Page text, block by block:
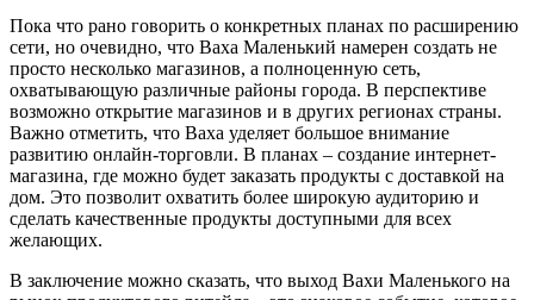
Пока что рано говорить о конкретных планах по расширению
сети, но очевидно, что Ваха Маленький намерен создать не
просто несколько магазинов, а полноценную сеть,
охватывающую различные районы города. В перспективе
возможно открытие магазинов и в других регионах страны.
Важно отметить, что Ваха уделяет большое внимание
развитию онлайн-торговли. В планах – создание интернет-
магазина, где можно будет заказать продукты с доставкой на
дом. Это позволит охватить более широкую аудиторию и
сделать качественные продукты доступными для всех
желающих.
В заключение можно сказать, что выход Вахи Маленького на